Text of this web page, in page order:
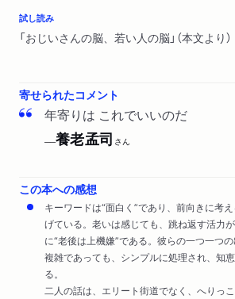
試し読み
「おじいさんの脳、若い人の脳」（本文より）
寄せられたコメント
年寄りは これでいいのだ
──養老孟司 さん
この本への感想
キーワードは“面白く”であり、前向きに考
げている。老いは感じても、跳ね返す活力
に“老後は上機嫌”である。彼らの一つ一つ
複雑であっても、シンプルに処理され、知
る。
二人の話は、エリート街道でなく、へりっ